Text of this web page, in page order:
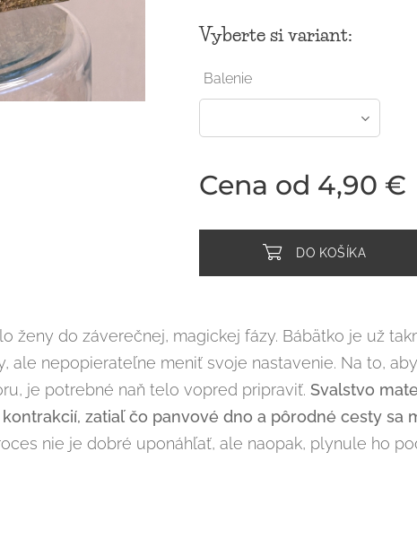
Vyberte si variant:
Balenie
Cena od 4,90 €
DO KOŠÍKA
ženy do záverečnej, magickej fázy. Bábätko je už
ale nepopierateľne meniť svoje nastavenie. Na to,
je potrebné naň telo vopred pripraviť. Svalstvo
zatiaľ čo panvové dno a pôrodné cesty sa
nie je dobré uponáhľať, ale naopak, plynule ho